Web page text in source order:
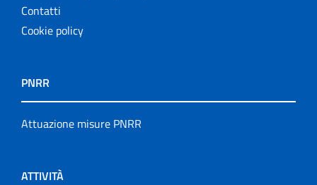
Contatti
Cookie policy
PNRR
Attuazione misure PNRR
ATTIVITÀ